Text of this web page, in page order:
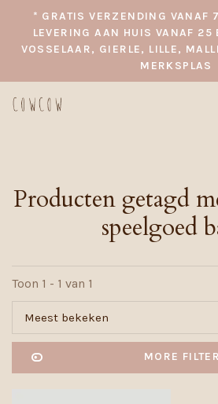
* GRATIS VERZENDING VANAF
LEVERING AAN HUIS VANAF 25
VOSSELAAR, GIERLE, LILLE,
MERKSPLAS
Producten getagd
speelgoed
Toon 1 - 1 van 1
Meest bekeken
MORE